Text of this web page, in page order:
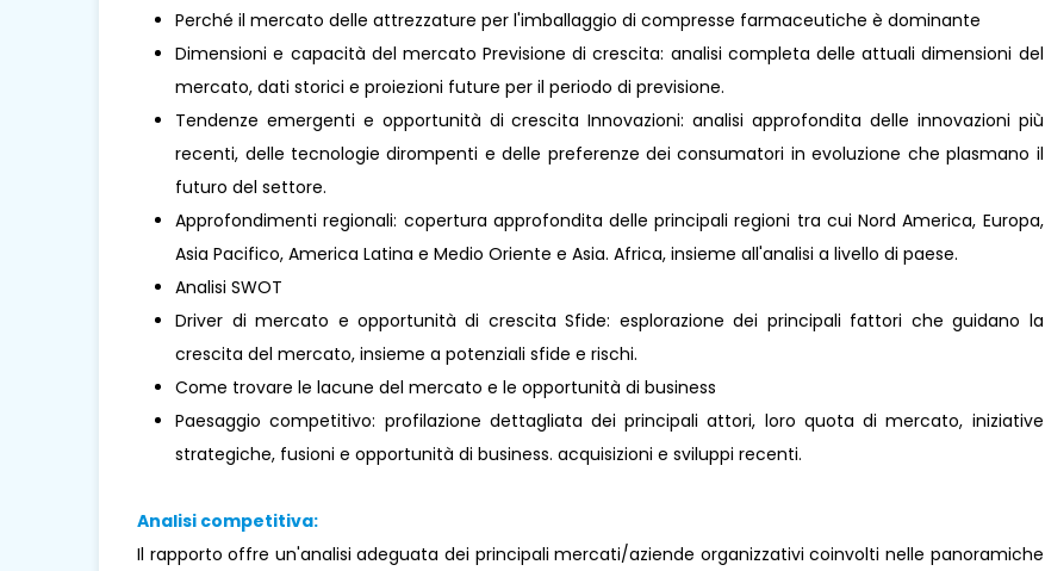
Perché il mercato delle attrezzature per l'imballaggio di compresse farmaceutiche è dominante
Dimensioni e capacità del mercato Previsione di crescita: analisi completa delle attuali dimensioni del
mercato, dati storici e proiezioni future per il periodo di previsione.
Tendenze emergenti e opportunità di crescita Innovazioni: analisi approfondita delle innovazioni più
recenti, delle tecnologie dirompenti e delle preferenze dei consumatori in evoluzione che plasmano il
futuro del settore.
Approfondimenti regionali: copertura approfondita delle principali regioni tra cui Nord America, Europa,
Asia Pacifico, America Latina e Medio Oriente e Asia. Africa, insieme all'analisi a livello di paese.
Analisi SWOT
Driver di mercato e opportunità di crescita Sfide: esplorazione dei principali fattori che guidano la
crescita del mercato, insieme a potenziali sfide e rischi.
Come trovare le lacune del mercato e le opportunità di business
Paesaggio competitivo: profilazione dettagliata dei principali attori, loro quota di mercato, iniziative
strategiche, fusioni e opportunità di business. acquisizioni e sviluppi recenti.
Analisi competitiva:
Il rapporto offre un'analisi adeguata dei principali mercati/aziende organizzativi coinvolti nelle panoramiche